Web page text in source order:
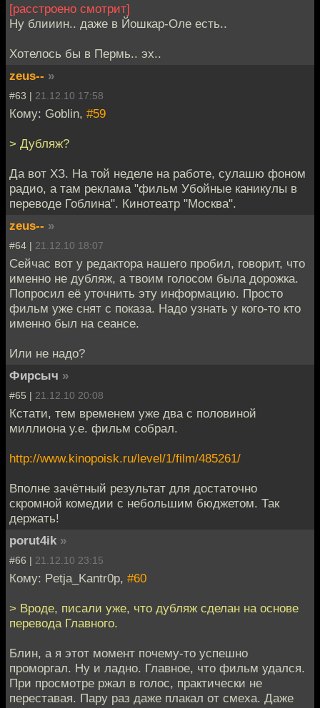
[расстроено смотрит]
Ну блииин.. даже в Йошкар-Оле есть..
Хотелось бы в Пермь.. эх..
zeus-- »
#63 | 21.12.10 17:58
Кому: Goblin, #59
> Дубляж?
Да вот ХЗ. На той неделе на работе, сулашю фоном
радио, а там реклама "фильм Убойные каникулы в
переводе Гоблина". Кинотеатр "Москва".
zeus-- »
#64 | 21.12.10 18:07
Сейчас вот у редактора нашего пробил, говорит, что
именно не дубляж, а твоим голосом была дорожка.
Попросил её уточнить эту информацию. Просто
фильм уже снят с показа. Надо узнать у кого-то кто
именно был на сеансе.
Или не надо?
Фирсыч »
#65 | 21.12.10 20:08
Кстати, тем временем уже два с половиной
миллиона у.е. фильм собрал.
http://www.kinopoisk.ru/level/1/film/485261/
Вполне зачётный результат для достаточно
скромной комедии с небольшим бюджетом. Так
держать!
porut4ik »
#66 | 21.12.10 23:15
Кому: Petja_Kantr0p, #60
> Вроде, писали уже, что дубляж сделан на основе
перевода Главного.
Блин, а я этот момент почему-то успешно
проморгал. Ну и ладно. Главное, что фильм удался.
При просмотре ржал в голос, практически не
переставая. Пару раз даже плакал от смеха. Даже